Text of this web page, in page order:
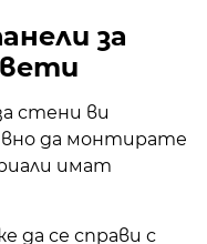
за
стени ви
да монтирате
имат
да се справи с